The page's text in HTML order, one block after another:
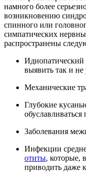
намного более
возникновению
спинного или
симпатических
распространены
Идиопатический
выявить так и не
Механические
Глубокие
Заболевания
Инфекции
отиты, которые,
приводить даже